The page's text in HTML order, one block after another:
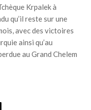
Krpalek à
qu’il reste sur une
avec des victoires
ainsi qu’au
au Grand Chelem